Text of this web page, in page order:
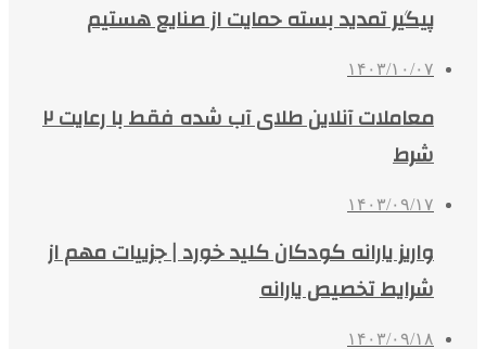
پیگیر تمدید بسته حمایت از صنایع هستیم
۱۴۰۳/۱۰/۰۷
معاملات آنلاین طلای آب شده فقط با رعایت ۲
شرط
۱۴۰۳/۰۹/۱۷
واریز یارانه کودکان کلید خورد | جزییات مهم از
شرایط تخصیص یارانه
۱۴۰۳/۰۹/۱۸